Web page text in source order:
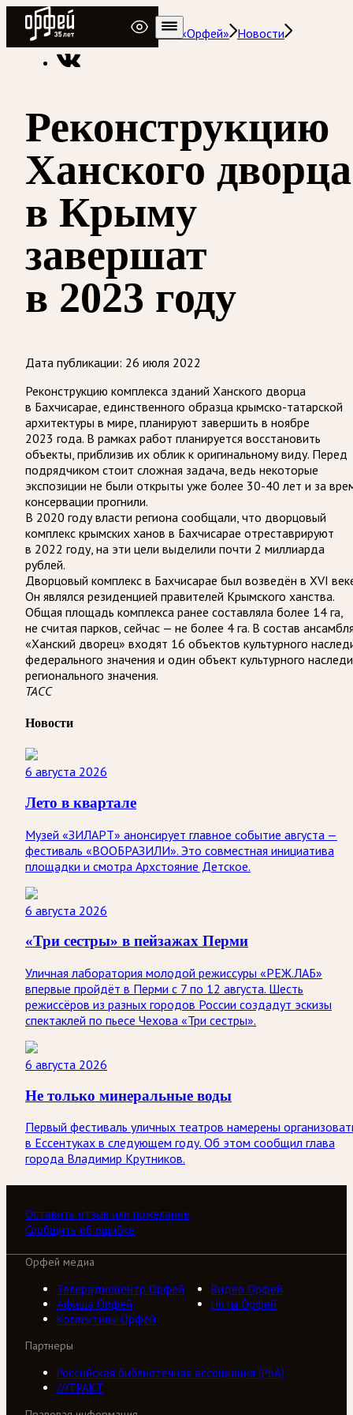
Радио Орфей
Радио классической музыки «Орфей» Новости
Реконструкцию
Ханского дворца
в Крыму
завершат
в 2023 году
Дата публикации: 26 июля 2022
Реконструкцию комплекса зданий Ханского дворца
в Бахчисарае, единственного образца крымско-татарской
архитектуры в мире, планируют завершить в ноябре
2023 года. В рамках работ планируется восстановить
объекты, приблизив их облик к оригинальному виду. Перед
подрядчиком стоит сложная задача, ведь некоторые
экспозиции не были открыты уже более 30-40 лет и за
консервации прогнили.
В 2020 году власти региона сообщали, что дворцовый
комплекс крымских ханов в Бахчисарае отреставрируют
в 2022 году, на эти цели выделили почти 2 миллиарда
рублей.
Дворцовый комплекс в Бахчисарае был возведён в XVI
Он являлся резиденцией правителей Крымского ханства.
Общая площадь комплекса ранее составляла более 14 га,
не считая парков, сейчас — не более 4 га. В состав
«Ханский дворец» входят 16 объектов культурного
федерального значения и один объект культурного
регионального значения.
ТАСС
Новости
6 августа 2026
Лето в квартале
Музей «ЗИЛАРТ» анонсирует главное событие августа —
фестиваль «ВООБРАЗИЛИ». Это совместная инициатива
площадки и смотра Архстояние Детское.
6 августа 2026
«Три сестры» в пейзажах Перми
Уличная лаборатория молодой режиссуры «РЕЖ.ЛАБ»
впервые пройдёт в Перми с 7 по 12 августа. Шесть
режиссёров из разных городов России создадут эскизы
спектаклей по пьесе Чехова «Три сестры».
6 августа 2026
Не только минеральные воды
Первый фестиваль уличных театров намерены
в Ессентуках в следующем году. Об этом сообщил глава
города Владимир Крутников.
Оставить отзыв или пожелание
Сообщить об ошибке
Орфей медиа
Телерадиоцентр Орфей
Видео Орфей
Афиша Орфей
Ноты Орфей
Коллективы Орфей
Партнеры
Российская библиотечная ассоциация (РБА)
///ТРАКТ